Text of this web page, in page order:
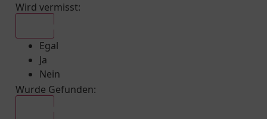
Wird vermisst:
Egal
Ja
Nein
Wurde Gefunden: